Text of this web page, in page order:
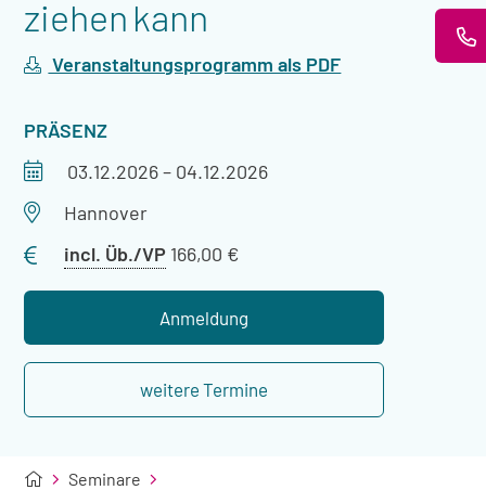
ziehen kann
Veranstaltungsprogramm als PDF
VERANSTALTUNGSART
PRÄSENZ
Veranstaltungszeitraum
03.12.2026– 04.12.2026
Veranstaltungsort
Hannover
incl. Üb./VP Preis
Übernachtung
166,00 €
Anmeldung
weitere Termine
Seminare